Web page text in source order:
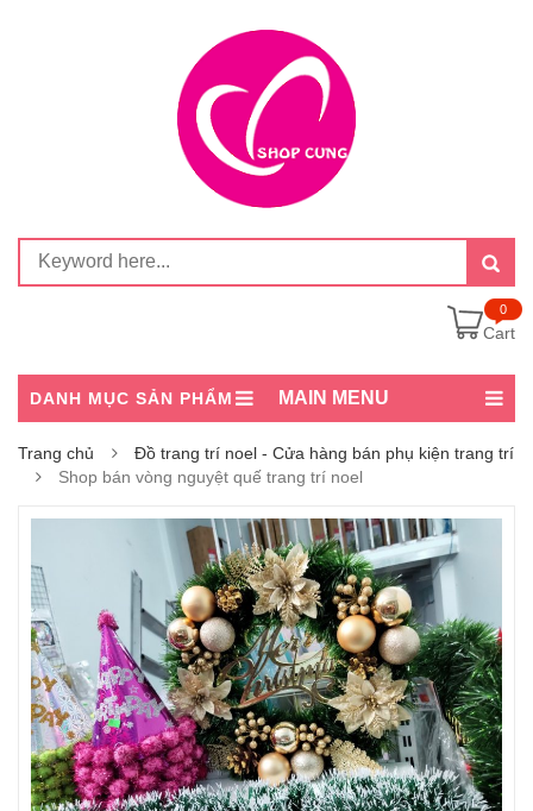
Cart
0
DANH MỤC SẢN PHẨM MAIN MENU
Trang chủ
Đồ trang trí noel - Cửa hàng bán phụ kiện trang trí
Shop bán vòng nguyệt quế trang trí noel